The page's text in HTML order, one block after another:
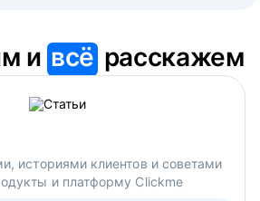
ивсё расскажем
историями клиентов и советами
и платформу Clickme